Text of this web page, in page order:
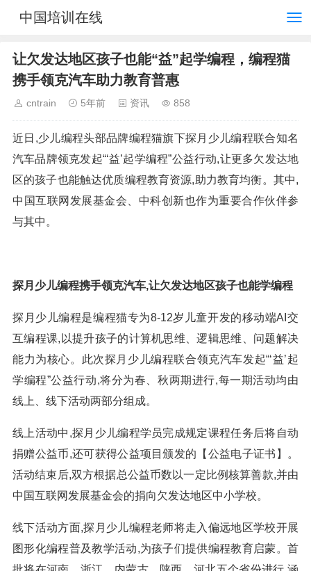
中国培训在线
让欠发达地区孩子也能“益”起学编程，编程猫
携手领克汽车助力教育普惠
cntrain 5年前 资讯 858
近日,少儿编程头部品牌编程猫旗下探月少儿编程联合知名
汽车品牌领克发起“‘益’起学编程”公益行动,让更多欠发达地
区的孩子也能触达优质编程教育资源,助力教育均衡。其中,
中国互联网发展基金会、中科创新也作为重要合作伙伴参
与其中。
探月少儿编程携手领克汽车,让欠发达地区孩子也能学编程
探月少儿编程是编程猫专为8-12岁儿童开发的移动端AI交
互编程课,以提升孩子的计算机思维、逻辑思维、问题解决
能力为核心。此次探月少儿编程联合领克汽车发起“‘益’起
学编程”公益行动,将分为春、秋两期进行,每一期活动均由
线上、线下活动两部分组成。
线上活动中,探月少儿编程学员完成规定课程任务后将自动
捐赠公益币,还可获得公益项目颁发的【公益电子证书】。
活动结束后,双方根据总公益币数以一定比例核算善款,并由
中国互联网发展基金会的捐向欠发达地区中小学校。
线下活动方面,探月少儿编程老师将走入偏远地区学校开展
图形化编程普及教学活动,为孩子们提供编程教育启蒙。首